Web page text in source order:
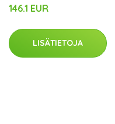
146.1 EUR
LISÄTIETOJA